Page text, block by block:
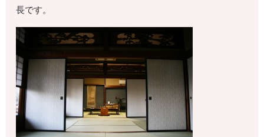
長です。